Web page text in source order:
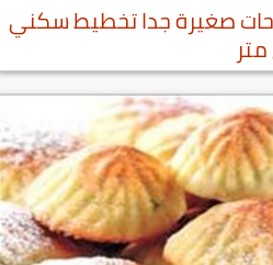
صغيرة جدا تخطيط سكني